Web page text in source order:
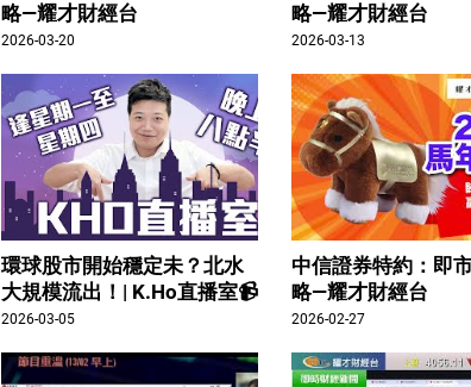
略—耀才財經台
2026-03-20
略—耀才財經台
2026-03-13
環球股市開始穩定未？北水
大規模流出！| K.Ho直播室📹
2026-03-05
中信證券特約：即
略—耀才財經台
2026-02-27